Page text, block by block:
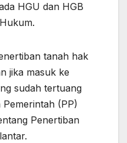
HGU dan HGB
tanah hak
jika masuk ke
sudah tertuang
(PP)
Penertiban